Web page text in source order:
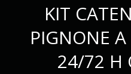
KIT
PIGNONE
24/72 H